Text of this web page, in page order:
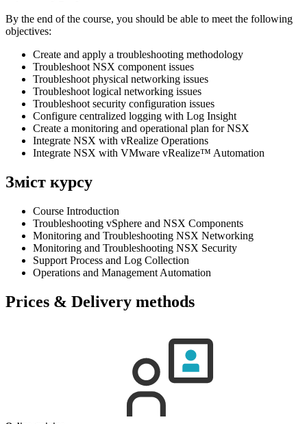
By the end of the course, you should be able to meet the following
objectives:
Create and apply a troubleshooting methodology
Troubleshoot NSX component issues
Troubleshoot physical networking issues
Troubleshoot logical networking issues
Troubleshoot security configuration issues
Configure centralized logging with Log Insight
Create a monitoring and operational plan for NSX
Integrate NSX with vRealize Operations
Integrate NSX with VMware vRealize™ Automation
Зміст курсу
Course Introduction
Troubleshooting vSphere and NSX Components
Monitoring and Troubleshooting NSX Networking
Monitoring and Troubleshooting NSX Security
Support Process and Log Collection
Operations and Management Automation
Prices & Delivery methods